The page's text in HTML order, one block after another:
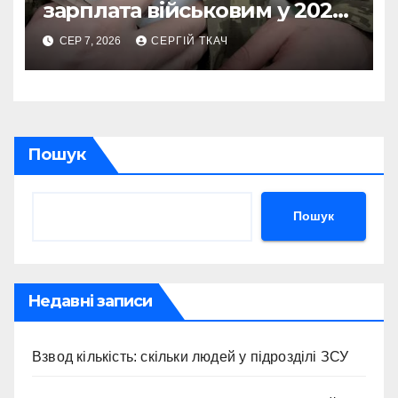
зарплата військовим у 2026
році
СЕР 7, 2026 СЕРГІЙ ТКАЧ
Пошук
Пошук
Недавні записи
Взвод кількість: скільки людей у підрозділі ЗСУ